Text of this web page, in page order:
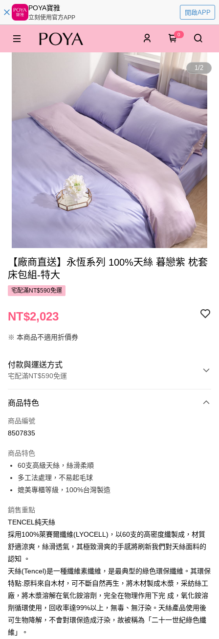
POYA寶雅
立刻使用官方APP
開啟APP
0
1/2
【廠商直送】永恆系列 100%天絲 暮戀紫 枕套
床包組-特大
宅配滿NT$590免運
NT$2,023
※ 本商品不適用折價券
付款與運送方式
宅配滿NT$590免運
POYA支付
信用卡一次付款
Apple Pay
街口支付
Google Pay
AFTEE先享後付
相關說明
【關於「AFTEE先享後付」】
AFTEE先享後付是「在收到商品之後才付款」的支付方式。 讓您購物簡單
便利好安心！
１．簡單：不需註冊會員、不需綁卡、不需儲值。
２．便利：只要手機號碼，簡訊認證，即可結帳。
【「AFTEE先享後付」結帳流程】
１．於結帳方式選擇「AFTEE先享後付」後，將跳轉至「AFTEE先享後付」
結帳頁面，進行簡訊認證並確認金額後，即可完成結帳。
運送方式
宅配(廠商直送🚚)
每筆NT$100，滿NT$590(含以上)免運費
宅配(離島廠商直送🚚)
每筆NT$300
商品特色
商品編號
8507835
商品特色
60支高級天絲，絲滑柔順
多工法處理，不易起毛球
媲美專櫃等級，100%台灣製造
銷售重點
TENCEL純天絲
採用100%萊賽爾纖維(LYOCELL)，以60支的高密度纖製成，材質
舒適涼爽，絲滑透氣，其極致滑爽的手感將刷新我們對天絲面料的
認知 。
天絲(Tencel)是一種纖維素纖維，是最典型的綠色環保纖維。其環保
特點:原料來自木材，可不斷自然再生，將木材製成木漿，采紡絲工
廠，將木漿溶解在氧化銨溶劑，完全在物理作用下完 成，氧化銨溶
劑循環使用，回收率達99%以上，無毒、無汙染。天絲產品使用後
可生物降解，不會對環保造成汙染，故被稱為「二十一世紀綠色纖
維」。